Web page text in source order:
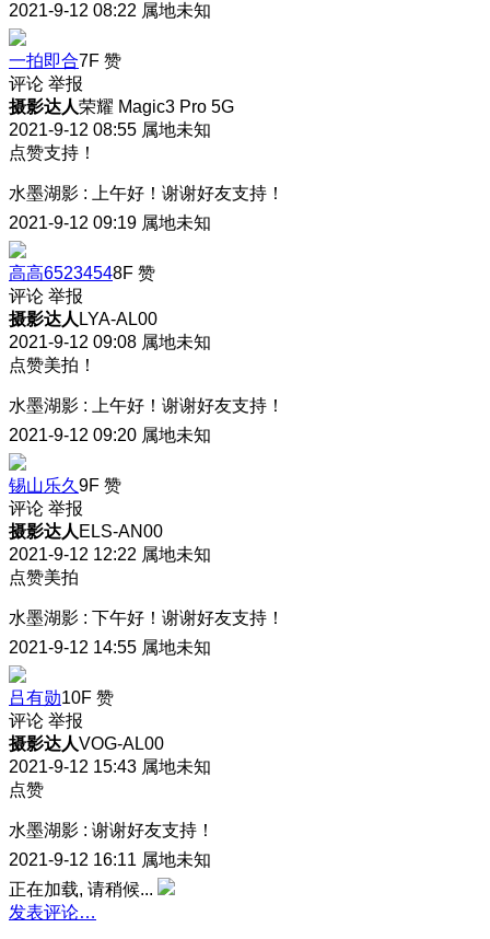
2021-9-12 08:22 属地未知
一拍即合7F 赞
评论 举报
摄影达人荣耀 Magic3 Pro 5G
2021-9-12 08:55 属地未知
点赞支持！
水墨湖影 :
上午好！谢谢好友支持！
2021-9-12 09:19 属地未知
高高65234548F 赞
评论 举报
摄影达人 LYA-AL00
2021-9-12 09:08 属地未知
点赞美拍！
水墨湖影 :
上午好！谢谢好友支持！
2021-9-12 09:20 属地未知
锡山乐久 9F 赞
评论 举报
摄影达人 ELS-AN00
2021-9-12 12:22 属地未知
点赞美拍
水墨湖影 : 下午好！谢谢好友支持！
2021-9-12 14:55 属地未知
吕有勋10F 赞
评论 举报
摄影达人VOG-AL00
2021-9-12 15:43 属地未知
点赞
水墨湖影 : 谢谢好友支持！
2021-9-12 16:11 属地未知
正在加载, 请稍候...
发表评论…